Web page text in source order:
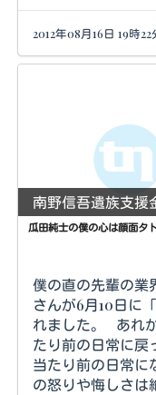
2012年08月16日 19時22
南野信吾遺族支援
瓜田純士の僕の心は顔面タ
僕の直の先輩の業
さんが6月10日に
れました。 あれから2カ月が経ち、僕たちはまた当
たり前の日常に戻
当たり前の日常に
の怒りや悔しさは